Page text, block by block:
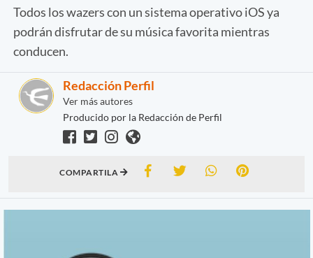
Todos los wazers con un sistema operativo iOS ya
podrán disfrutar de su música favorita mientras
conducen.
Redacción Perfil
Ver más autores
Producido por la Redacción de Perfil
COMPARTILA